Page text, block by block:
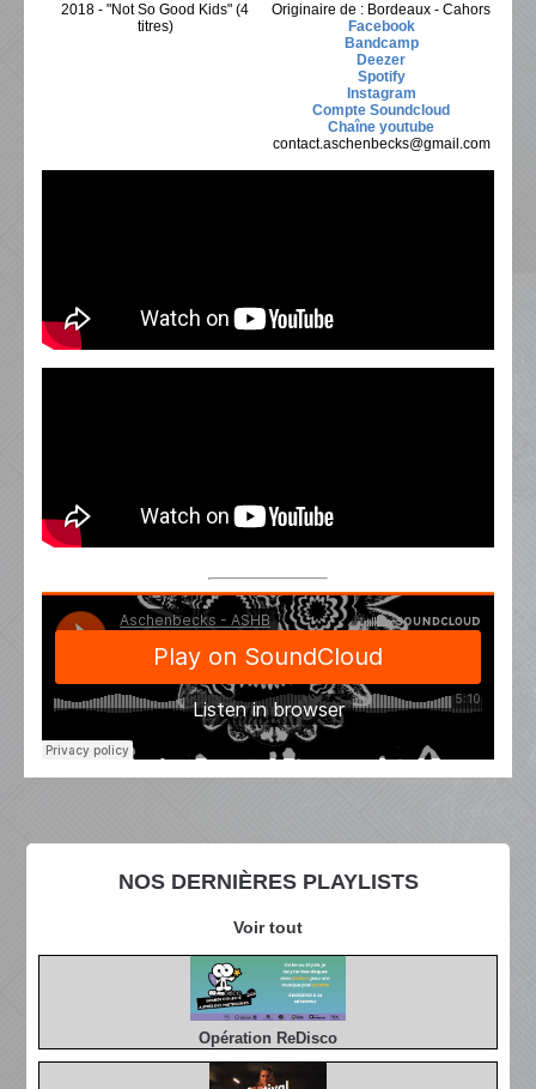
NOS DERNIÈRES PLAYLISTS
Voir tout
Opération ReDisco
2018 - "Not So Good Kids" (4
titres)
Originaire de : Bordeaux - Cahors
Facebook
Bandcamp
Deezer
Spotify
Instagram
Compte Soundcloud
Chaîne youtube
contact.aschenbecks@gmail.com